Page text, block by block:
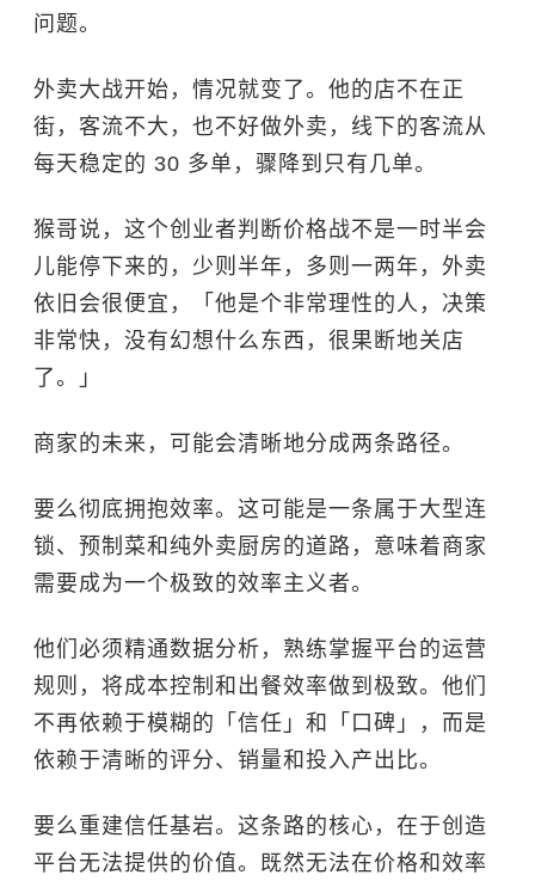
问题。
外卖大战开始，情况就变了。他的店不在正
街，客流不大，也不好做外卖，线下的客流从
每天稳定的 30 多单，骤降到只有几单。
猴哥说，这个创业者判断价格战不是一时半会
儿能停下来的，少则半年，多则一两年，外卖
依旧会很便宜，「他是个非常理性的人，决策
非常快，没有幻想什么东西，很果断地关店
了。」
商家的未来，可能会清晰地分成两条路径。
要么彻底拥抱效率。这可能是一条属于大型连
锁、预制菜和纯外卖厨房的道路，意味着商家
需要成为一个极致的效率主义者。
他们必须精通数据分析，熟练掌握平台的运营
规则，将成本控制和出餐效率做到极致。他们
不再依赖于模糊的「信任」和「口碑」，而是
依赖于清晰的评分、销量和投入产出比。
要么重建信任基岩。这条路的核心，在于创造
平台无法提供的价值。既然无法在价格和效率